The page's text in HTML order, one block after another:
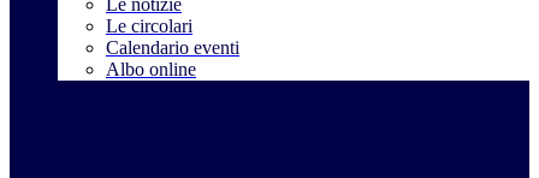
Le notizie
Le circolari
Calendario eventi
Albo online